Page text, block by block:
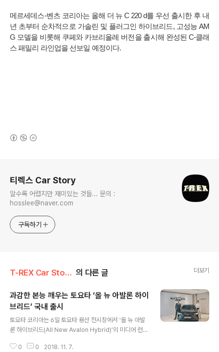
메르세데스-벤츠 코리아는 올해 더 뉴 C 220 d를 우선 출시한 후 내
년 초부터 순차적으로 가솔린 및 플러그인 하이브리드, 고성능 AM
G 모델을 비롯해 쿠페와 카브리올레 버전을 출시해 완성된 C-클래
스 패밀리 라인업을 선보일 예정이다.
티렉스 Car Story
알수록 어렵지만 재미있는 것들... 문의 :
hosslee@naver.com
구독하기
T-REX Car Story/Car 신차 의 다른 글 더보기
과감한 본능 깨우는 토요타 ‘올 뉴 아발론 하이
브리드’ 국내 출시
토요타 코리아는 6일 토요타 용산 전시장에서 ‘올 뉴 아발
론 하이브리드(All New Avalon Hybrid)’의 미디어 런칭
를 대표하는 풀 사이즈 세단으로 국내에서는 2013년부터
0 0 2018. 11. 7.